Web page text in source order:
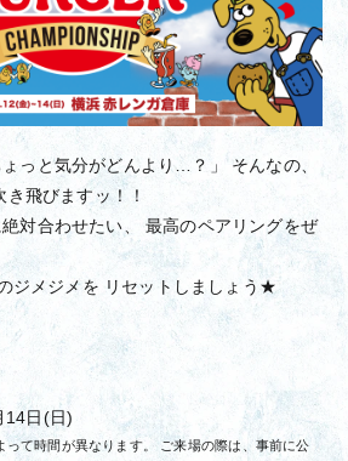
ょっと気分がどんより…？」 そんなの、
飛びますッ！！
対合わせたい、 最高のペアリングをぜ
ジメジメを リセットしましょう★
14日(日)
て時間が異なります。 ご来場の際は、事前に公